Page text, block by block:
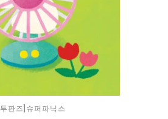
[투판즈]슈퍼파닉스